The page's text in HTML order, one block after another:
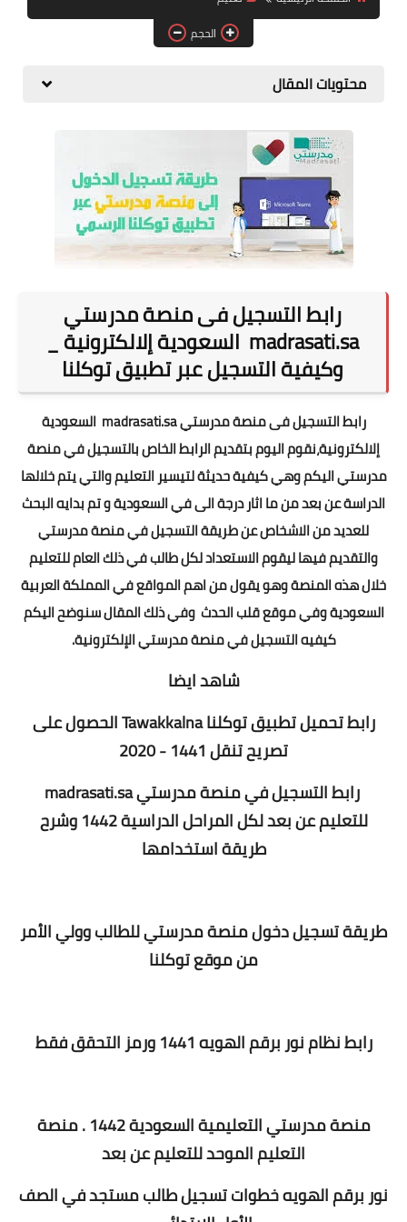
المطبخ
علوم وتكنولوجيا
تعليم
وظائف خالية
الحجم
محتويات المقال
رابط التسجيل فى منصة مدرستي
madrasati.sa السعودية إلالكترونية _
وكيفية التسجيل عبر تطبيق توكلنا
رابط التسجيل فى منصة مدرستي madrasati.sa السعودية
إلالكترونية،نقوم اليوم بتقديم الرابط الخاص بالتسجيل في منصة
مدرستي اليكم وهي كيفية حديثة لتيسير التعليم والتي يتم خلالها
الدراسة عن بعد من ما اثار درجة الى في السعودية و تم بدايه البحث
للعديد من الاشخاص عن طريقة التسجيل في منصة مدرستي
والتقديم فيها ليقوم الاستعداد لكل طالب في ذلك العام للتعليم
خلال هذه المنصة وهو يقول من اهم المواقع في المملكة العربية
السعودية وفي موقع قلب الحدث وفي ذلك المقال سنوضح اليكم
كيفيه التسجيل في منصة مدرستي الإلكترونية.
شاهد ايضا
رابط تحميل تطبيق توكلنا Tawakkalna الحصول على
تصريح تنقل 1441 - 2020
رابط التسجيل في منصة مدرستي madrasati.sa
للتعليم عن بعد لكل المراحل الدراسية 1442 وشرح
طريقة استخدامها
طريقة تسجيل دخول منصة مدرستي للطالب وولي الأمر
من موقع توكلنا
رابط نظام نور برقم الهويه 1441 ورمز التحقق فقط
منصة مدرستي التعليمية السعودية 1442 . منصة
التعليم الموحد للتعليم عن بعد
نور برقم الهويه خطوات تسجيل طالب مستجد في الصف